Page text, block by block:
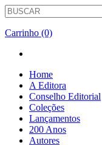
Carrinho (0)
Home
A Editora
Conselho Editorial
Coleções
Lançamentos
200 Anos
Autores